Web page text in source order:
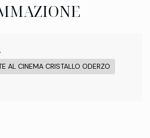
AL CINEMA CRISTALLO ODERZO